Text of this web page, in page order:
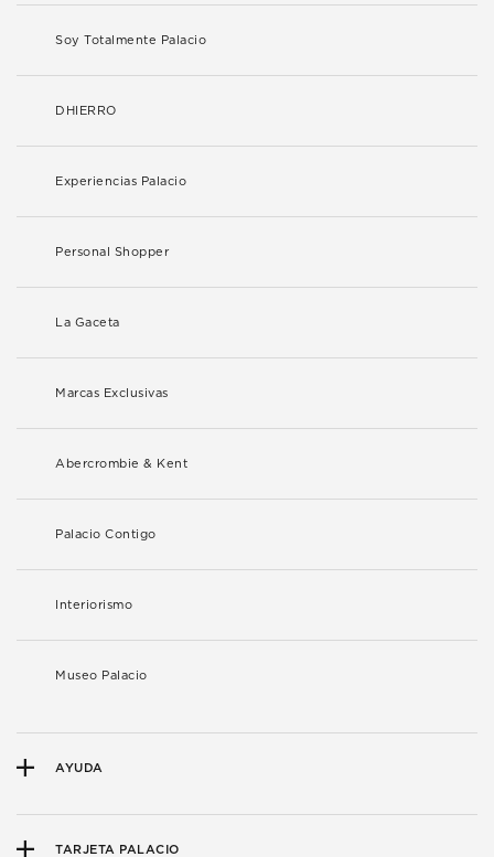
Soy Totalmente Palacio
DHIERRO
Experiencias Palacio
Personal Shopper
La Gaceta
Marcas Exclusivas
Abercrombie & Kent
Palacio Contigo
Interiorismo
Museo Palacio
AYUDA
TARJETA PALACIO